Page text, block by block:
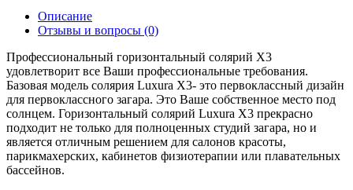
Описание
Отзывы и вопросы (0)
Профессиональный горизонтальный солярий X3
удовлетворит все Ваши профессиональные требования.
Базовая модель солярия Luxura X3- это первоклассный дизайн
для первоклассного загара. Это Ваше собственное место под
солнцем. Горизонтальный солярий Luxura X3 прекрасно
подходит не только для полноценных студий загара, но и
является отличным решением для салонов красоты,
парикмахерских, кабинетов физиотерапии или плавательных
бассейнов.